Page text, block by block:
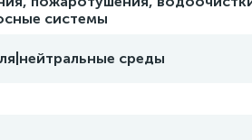
системы
среды